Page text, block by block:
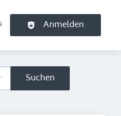
Anmelden
Suchen